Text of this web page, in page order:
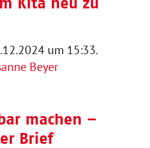
um 15:33.
Beyer
machen –
Brief